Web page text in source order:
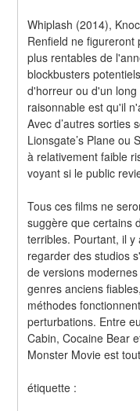
Whiplash (2014),
Renfield ne figureront
plus rentables de
blockbusters
d'horreur ou d'un
raisonnable est qu'il
Avec d’autres sorties
Lionsgate’s Plane ou
à relativement faible
voyant si le public
Tous ces films ne
suggère que certains
terribles. Pourtant, il
regarder des studios
de versions
genres anciens
méthodes
perturbations. Entre
Cabin, Cocaine Bear
Monster Movie est
étiquette :